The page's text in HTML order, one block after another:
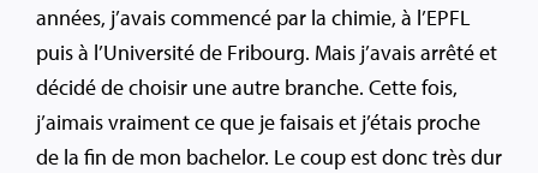
années, j’avais commencé par la chimie, à l’EPFL
puis à l’Université de Fribourg. Mais j’avais arrêté et
décidé de choisir une autre branche. Cette fois,
j’aimais vraiment ce que je faisais et j’étais proche
de la fin de mon bachelor. Le coup est donc très dur